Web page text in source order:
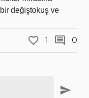
bir değiştokuş ve
1 0